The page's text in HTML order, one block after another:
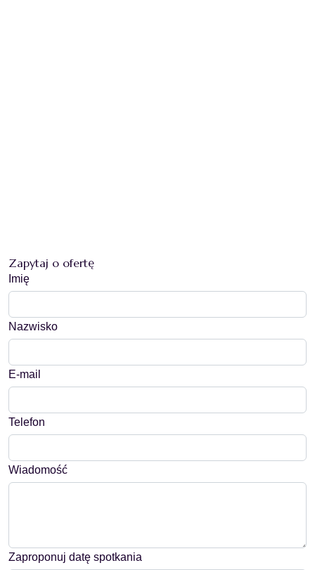
Zapytaj o ofertę
Imię
Nazwisko
E-mail
Telefon
Wiadomość
Zaproponuj datę spotkania